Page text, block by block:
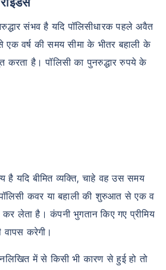
संभव है यदि पॉलिसीधारक पहले अवैत
एक वर्ष की समय सीमा के भीतर बहाली के
करता है। पॉलिसी का पुनरुद्धार रुपये के
है यदि बीमित व्यक्ति, चाहे वह उस समय
कवर या बहाली की शुरुआत से एक व
कर लेता है। कंपनी भुगतान किए गए प्रीमिय
करेगी।
में से किसी भी कारण से हुई हो तो